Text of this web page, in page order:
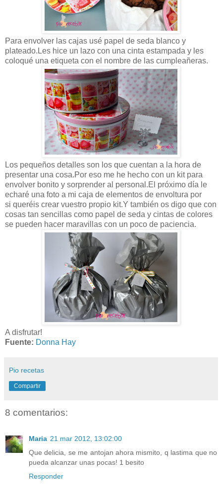
Para envolver las cajas usé papel de seda blanco y
plateado.Les hice un lazo con una cinta estampada y les
coloqué una etiqueta con el nombre de las cumpleañeras.
Los pequeños detalles son los que cuentan a la hora de
presentar una cosa.Por eso me he hecho con un kit para
envolver bonito y sorprender al personal.El próximo día le
echaré una foto a mi caja de elementos de envoltura por
si queréis crear vuestro propio kit.Y también os digo que con
cosas tan sencillas como papel de seda y cintas de colores
se pueden hacer maravillas con un poco de paciencia.
A disfrutar!
Fuente: Donna Hay
Pio recetas
Compartir
8 comentarios:
Maria 21 mar 2012, 13:02:00
Que delicia, se me antojan ahora mismito, q lastima que no
pueda alcanzar unas pocas! 1 besito
Responder